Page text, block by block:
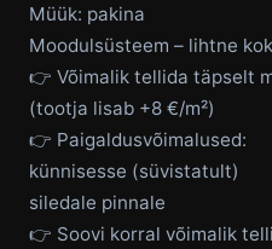
Müük: pakina
Moodulsüsteem – lihtne
👉 Võimalik tellida täpselt
(tootja lisab +8 €/m²)
👉 Paigaldusvõimalused:
künnisesse (süvistatult)
siledale pinnale
👉 Soovi korral võimalik